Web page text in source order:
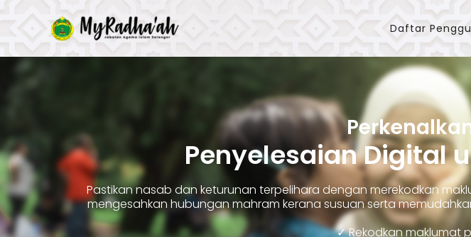
Skip
to
content
Daftar
Penyelesaian Digital
Pastikan nasab dan keturunan terpelihara dengan merekodkan
mengesahkan hubungan mahram kerana susuan serta
✓ Rekodkan maklumat